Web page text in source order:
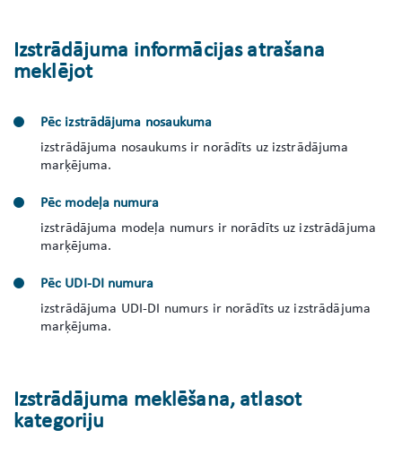
Izstrādājuma informācijas atrašana
meklējot
Pēc izstrādājuma nosaukuma
izstrādājuma nosaukums ir norādīts uz izstrādājuma
marķējuma.
Pēc modeļa numura
izstrādājuma modeļa numurs ir norādīts uz izstrādājuma
marķējuma.
Pēc UDI-DI numura
izstrādājuma UDI-DI numurs ir norādīts uz izstrādājuma
marķējuma.
Izstrādājuma meklēšana, atlasot
kategoriju